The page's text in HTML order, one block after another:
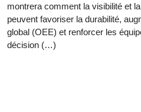
montrera comment la visibilité et
peuvent favoriser la durabilité,
global (OEE) et renforcer les
décision (…)